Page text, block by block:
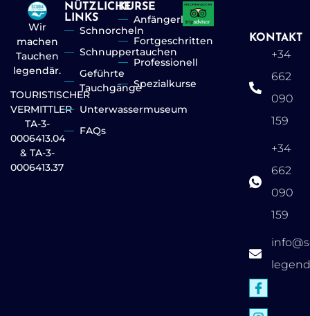
Wir
machen
Tauchen
legendär.
TOURISTISCHER
VERMITTLER
TA-3-
0006413.04
& TA-3-
0006413.37
NÜTZLICHE
LINKS
Schnorcheln
Schnuppertauchen
Geführte
Tauchgänge
Unterwassermuseum
FAQs
KURSE
Anfängerlevel
Fortgeschritten
Professionell
Spezialkurse
KONTAKT
+34
662
090
159
+34
662
090
159